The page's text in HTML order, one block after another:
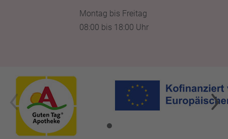
Montag bis Freitag
08:00 bis 18:00 Uhr